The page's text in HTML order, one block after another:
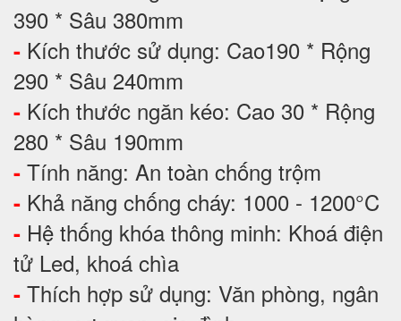
390 * Sâu 380mm
- Kích thước sử dụng: Cao190 * Rộng
290 * Sâu 240mm
- Kích thước ngăn kéo: Cao 30 * Rộng
280 * Sâu 190mm
- Tính năng: An toàn chống trộm
- Khả năng chống cháy: 1000 - 1200°C
- Hệ thống khóa thông minh: Khoá điện
tử Led, khoá chìa
- Thích hợp sử dụng: Văn phòng, ngân